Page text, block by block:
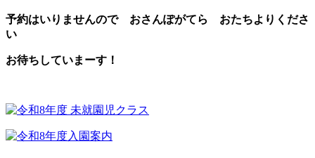
予約はいりませんので おさんぽがてら おたちよりくださ
い
お待ちしていまーす！